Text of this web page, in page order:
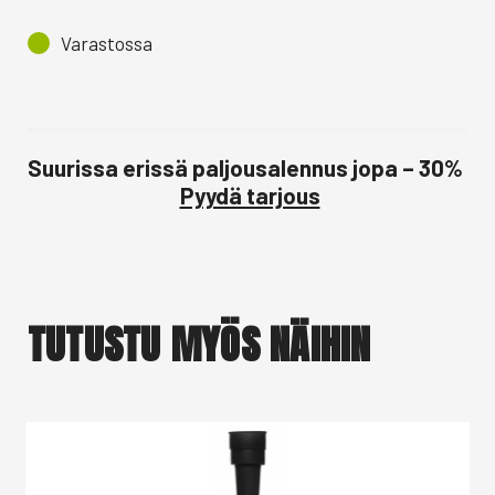
Varastossa
Suurissa erissä paljousalennus jopa – 30%
Pyydä tarjous
TUTUSTU MYÖS NÄIHIN